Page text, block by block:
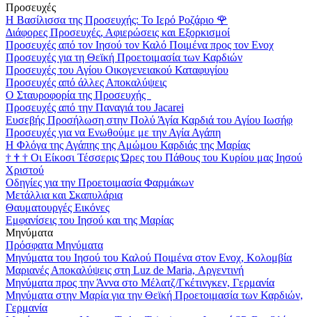
Προσευχές
Η Βασίλισσα της Προσευχής: Το Ιερό Ροζάριο 🌹
Διάφορες Προσευχές, Αφιερώσεις και Εξορκισμοί
Προσευχές από τον Ιησού τον Καλό Ποιμένα προς τον Ενοχ
Προσευχές για τη Θεϊκή Προετοιμασία των Καρδιών
Προσευχές του Αγίου Οικογενειακού Καταφυγίου
Προσευχές από άλλες Αποκαλύψεις
Ο Σταυροφορία της Προσευχής
Προσευχές από την Παναγιά του Jacarei
Ευσεβής Προσήλωση στην Πολύ Άγία Καρδιά του Αγίου Ιωσήφ
Προσευχές για να Ενωθούμε με την Αγία Αγάπη
Η Φλόγα της Αγάπης της Αμώμου Καρδιάς της Μαρίας
† † † Οι Είκοσι Τέσσερις Ώρες του Πάθους του Κυρίου μας Ιησού
Χριστού
Οδηγίες για την Προετοιμασία Φαρμάκων
Μετάλλια και Σκαπυλάρια
Θαυματουργές Εικόνες
Εμφανίσεις του Ιησού και της Μαρίας
Μηνύματα
Πρόσφατα Μηνύματα
Μηνύματα του Ιησού του Καλού Ποιμένα στον Ενοχ, Κολομβία
Μαριανές Αποκαλύψεις στη Luz de Maria, Αργεντινή
Μηνύματα προς την Άννα στο Μέλατζ/Γκέτινγκεν, Γερμανία
Μηνύματα στην Μαρία για την Θεϊκή Προετοιμασία των Καρδιών,
Γερμανία